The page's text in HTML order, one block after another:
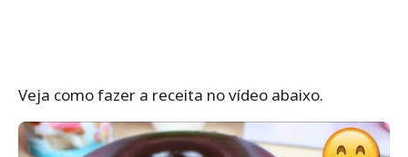
Veja como fazer a receita no vídeo abaixo.